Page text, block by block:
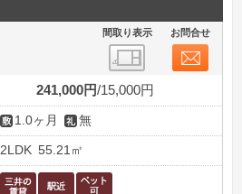
間取り表示 お問合せ
241,000円 15,000円
1.0ヶ月 無
2LDK 55.21㎡